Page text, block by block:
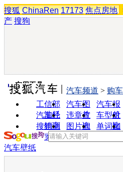
搜狐 ChinaRen 17173 焦点房地
产 搜狗
实用工具
工信部
油耗
汽车图
片
汽车报
价
汽车经
销商
违章查
询
车型对
比
搜狗浏
览器
图片欣
赏
单词翻
汽车频道 > 购
汽车壁纸